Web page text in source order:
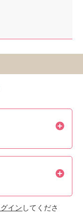
イン してくださ